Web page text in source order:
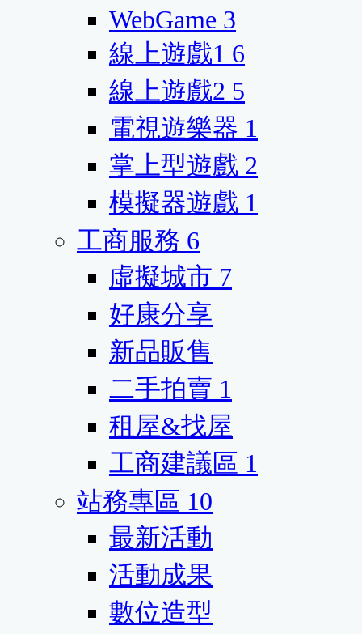
WebGame 3
線上遊戲1 6
線上遊戲2 5
電視遊樂器 1
掌上型遊戲 2
模擬器遊戲 1
工商服務 6
虛擬城市 7
好康分享
新品販售
二手拍賣 1
租屋&找屋
工商建議區 1
站務專區 10
最新活動
活動成果
數位造型